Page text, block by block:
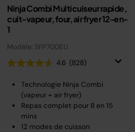
Ninja Combi Multicuiseur rapide,
cuit-vapeur, four, air fryer 12-en-
1
Modèle: SFP700EU
4.6 (828)
Technologie Ninja Combi
(vapeur + air fryer)
Repas complet pour 8 en 15
mins
12 modes de cuisson